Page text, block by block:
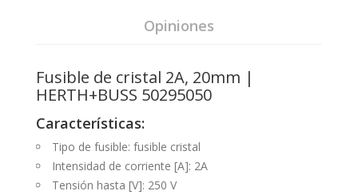
Opiniones
Fusible de cristal 2A, 20mm |
HERTH+BUSS 50295050
Características:
Tipo de fusible: fusible cristal
Intensidad de corriente [A]: 2A
Tensión hasta [V]: 250 V